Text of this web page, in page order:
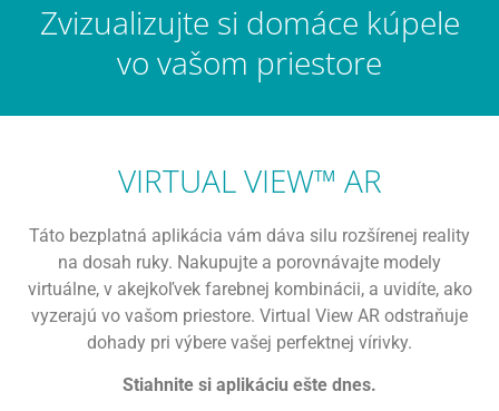
Zvizualizujte si domáce kúpele
vo vašom priestore
VIRTUAL VIEW™ AR
Táto bezplatná aplikácia vám dáva silu rozšírenej reality
na dosah ruky. Nakupujte a porovnávajte modely
virtuálne, v akejkoľvek farebnej kombinácii, a uvidíte, ako
vyzerajú vo vašom priestore. Virtual View AR odstraňuje
dohady pri výbere vašej perfektnej vírivky.
Stiahnite si aplikáciu ešte dnes.